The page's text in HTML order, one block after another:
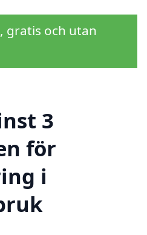
gratis och utan
3
för
i